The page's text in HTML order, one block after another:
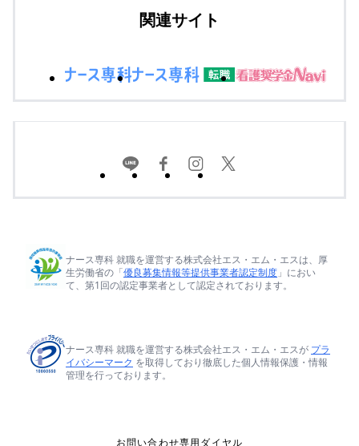
関連サイト
ナース専科 就職を運営する株式会社エス・エム・エスは、厚
生労働省の「優良募集情報等提供事業者認定制度 」におい
て、第1回の認定事業者として認定されております。
ナース専科 就職を運営する株式会社エス・エム・エスが プラ
イバシーマーク を取得しており徹底した個人情報保護・情報
管理を行っております。
お問い合わせ専用ダイヤル